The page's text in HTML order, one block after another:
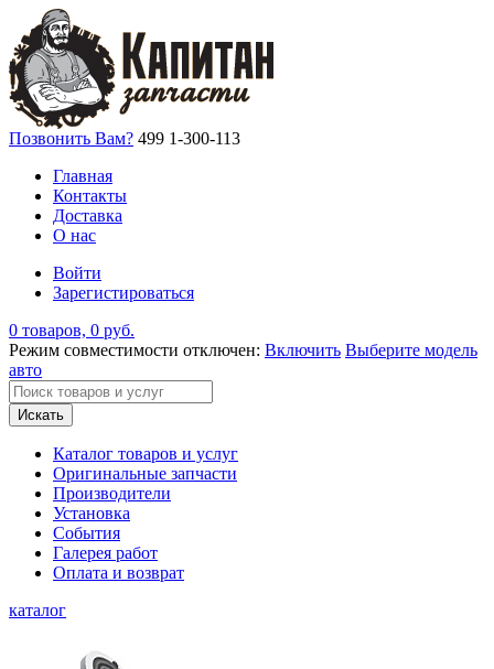
Позвонить Вам? 499 1-300-113
Главная
Контакты
Доставка
О нас
Войти
Зарегистироваться
0 товаров, 0 руб.
Режим совместимости отключен: Включить Выберите модель
авто
Искать
Каталог товаров и услуг
Оригинальные запчасти
Производители
Установка
События
Галерея работ
Оплата и возврат
каталог